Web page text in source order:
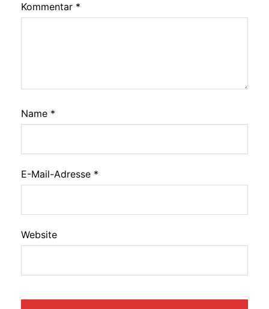
Kommentar *
Name *
E-Mail-Adresse *
Website